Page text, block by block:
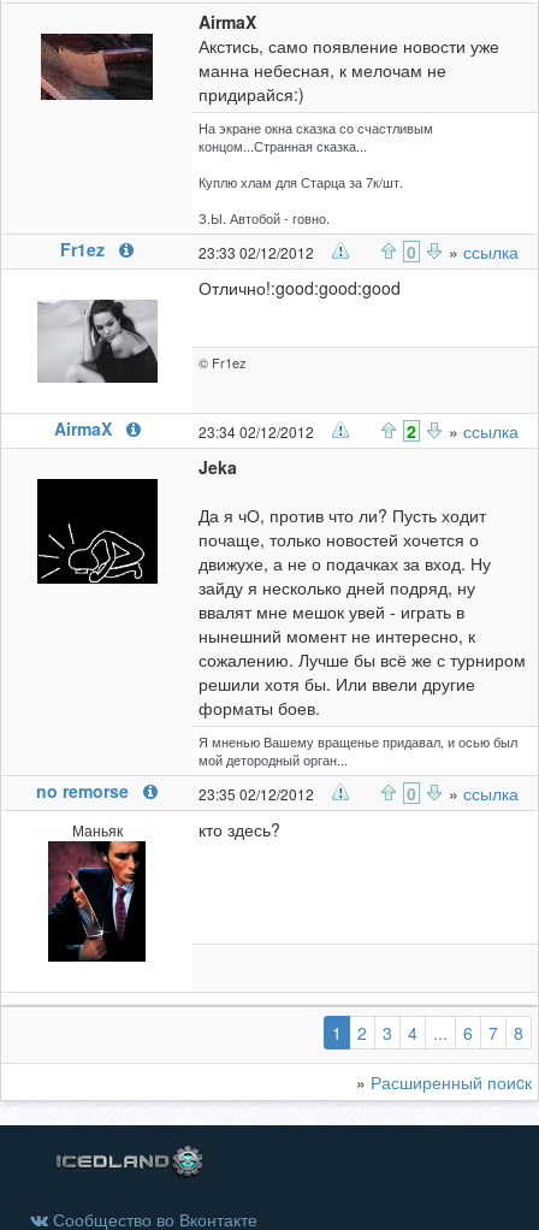
AirmaX
Акстись, само появление новости уже
манна небесная, к мелочам не
придирайся:)
На экране окна сказка со счастливым
концом...Странная сказка...
Куплю хлам для Старца за 7к/шт.
З.Ы. Автобой - говно.
Fr1ez 23:33 02/12/2012 0 » ссылка
Отлично!:good:good:good
© Fr1ez
AirmaX 23:34 02/12/2012 2 » ссылка
Jeka
Да я чО, против что ли? Пусть ходит
почаще, только новостей хочется о
движухе, а не о подачках за вход. Ну
зайду я несколько дней подряд, ну
ввалят мне мешок увей - играть в
нынешний момент не интересно, к
сожалению. Лучше бы всё же с турниром
решили хотя бы. Или ввели другие
форматы боев.
Я мненью Вашему вращенье придавал, и осью был
мой детородный орган...
no remorse 23:35 02/12/2012 0 » ссылка
Маньяк кто здесь?
1 (выбранная)
2 3 4 ... 6 7 8
» Расширенный поиcк
Сообщество во Вконтакте